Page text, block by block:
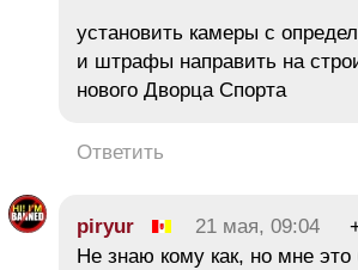
установить камеры с
и штрафы направить на
нового Дворца Спорта
Ответить
piryur 21 мая, 09:04
Не знаю кому как, но мне